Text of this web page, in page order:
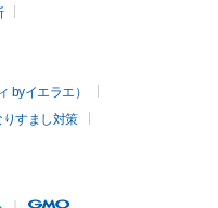
byイエラエ）
りすまし対策